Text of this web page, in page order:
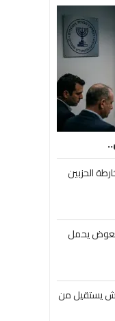
الحزبين
بعوض يحمل
يستقيل من